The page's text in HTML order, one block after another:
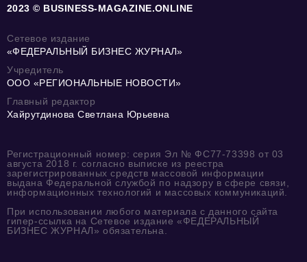
2023 © BUSINESS-MAGAZINE.ONLINE
Сетевое издание
«ФЕДЕРАЛЬНЫЙ БИЗНЕС ЖУРНАЛ»
Учредитель
ООО «РЕГИОНАЛЬНЫЕ НОВОСТИ»
Главный редактор
Хайрутдинова Светлана Юрьевна
Регистрационный номер: серия Эл № ФС77-73398 от 03
августа 2018 г. согласно выписке из реестра
зарегистрированных средств массовой информации
выдана Федеральной службой по надзору в сфере связи,
информационных технологий и массовых коммуникаций.
При использовании любого материала с данного сайта
гипер-ссылка на Сетевое издание «ФЕДЕРАЛЬНЫЙ
БИЗНЕС ЖУРНАЛ» обязательна.